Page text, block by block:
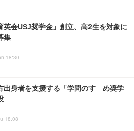
英会USJ奨学金」創立、高2生を対象に
集
18:30
出身者を支援する「学問のすゝめ奨学
18:08